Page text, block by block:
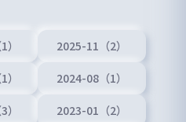
2025-11（2）
2024-08（1）
2023-01（2）